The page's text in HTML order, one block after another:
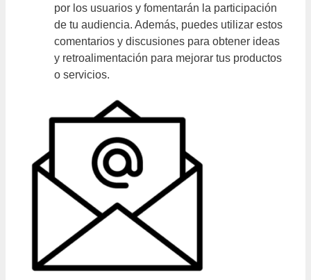
por los usuarios y fomentarán la participación
de tu audiencia. Además, puedes utilizar estos
comentarios y discusiones para obtener ideas
y retroalimentación para mejorar tus productos
o servicios.